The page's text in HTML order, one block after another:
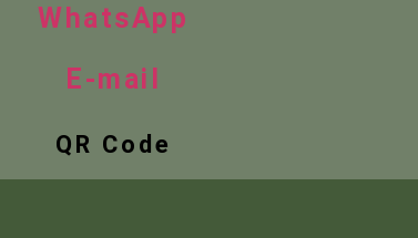
WhatsApp
E-mail
QR Code